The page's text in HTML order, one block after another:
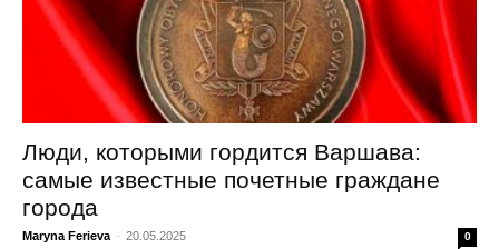
Люди, которыми гордится Варшава:
самые известные почетные граждане
города
Maryna Ferieva - 20.05.2025 0